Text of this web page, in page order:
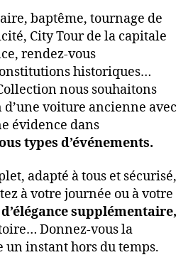
baptême, tournage de
City Tour de la capitale
rendez-vous
historiques…
nous souhaitons
voiture ancienne avec
évidence dans
types d’événements.
adapté à tous et sécurisé,
à votre journée ou à votre
supplémentaire,
Donnez-vous la
instant hors du temps.